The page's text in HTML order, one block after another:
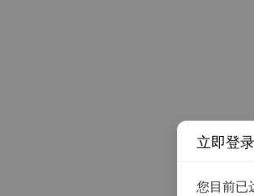
立即登录
您目前已